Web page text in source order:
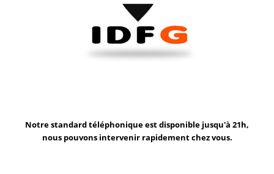
Notre standard téléphonique est disponible jusqu'à 21h,
nous pouvons intervenir rapidement chez vous.